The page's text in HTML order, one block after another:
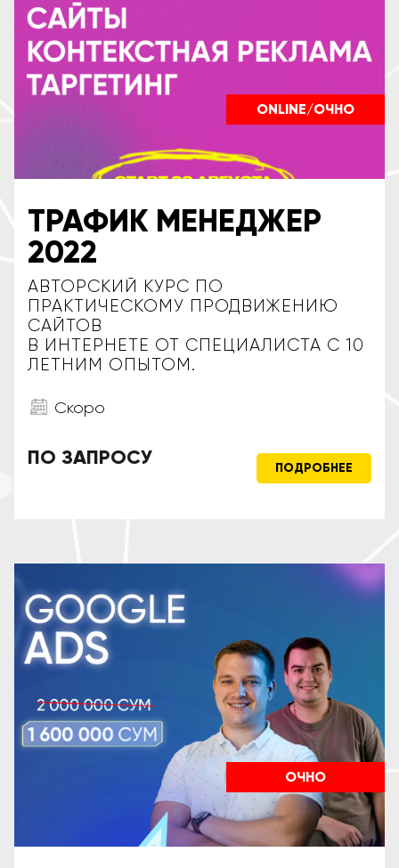
ONLINE/ОЧНО
ТРАФИК МЕНЕДЖЕР
2022
АВТОРСКИЙ КУРС ПО
ПРАКТИЧЕСКОМУ ПРОДВИЖЕНИЮ
САЙТОВ
В ИНТЕРНЕТЕ ОТ СПЕЦИАЛИСТА С 10
ЛЕТНИМ ОПЫТОМ.
Скоро
ПО ЗАПРОСУ ПОДРОБНЕЕ
ОЧНО